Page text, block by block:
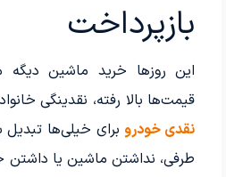
بازپرداخت
این روزها خرید ماشین
قیمت‌ها بالا رفته، نقدینگی
نقدی خودروبرای خیلی‌ها تبدیل
طرفی، نداشتن ماشین یا داشتن